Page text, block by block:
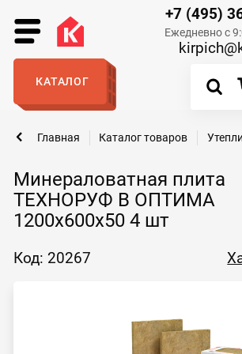
+7 (495)
Ежедневно с
КАТАЛОГ
Минераловатная плита
ТЕХНОРУФ В ОПТИМА
1200х600х50 4 шт
Главная Каталог товаров
Код: 20267